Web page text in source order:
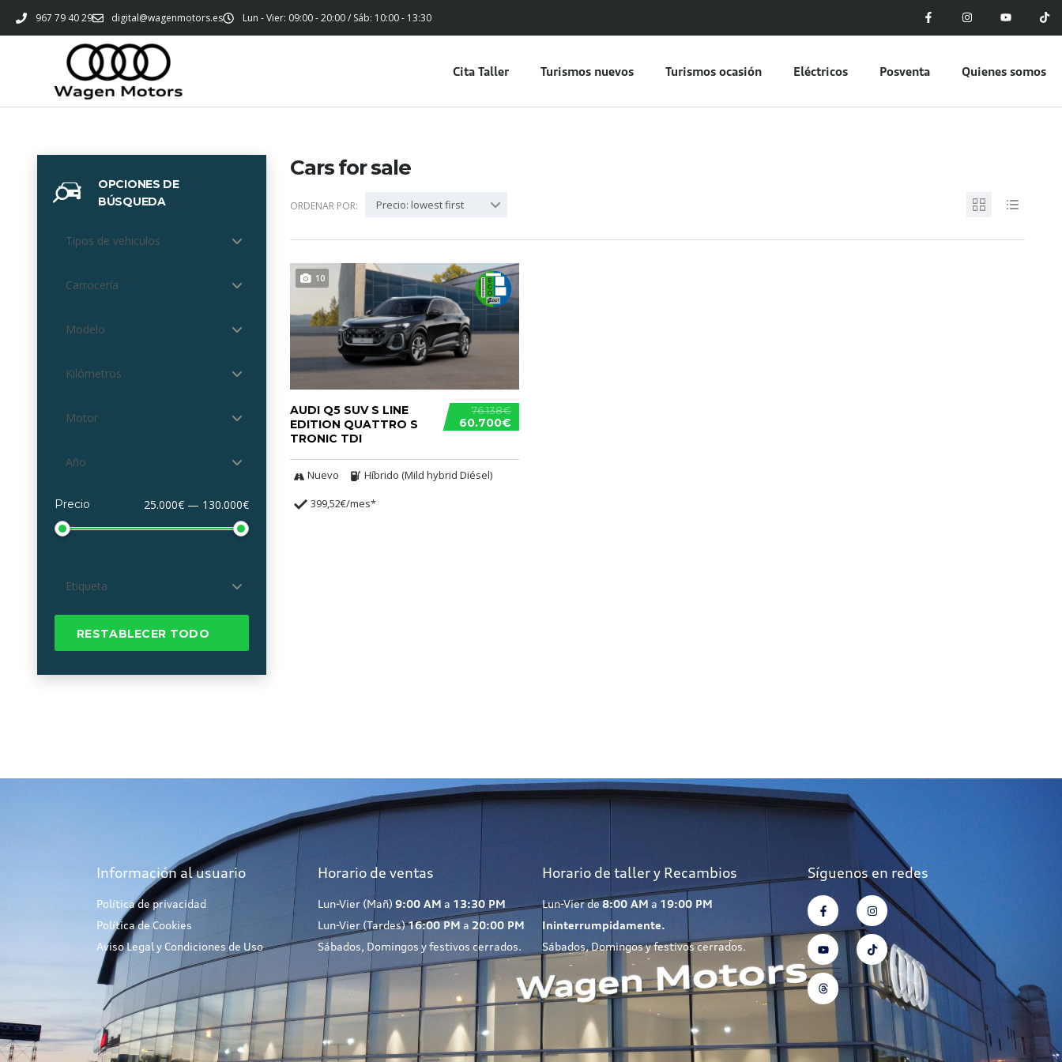
967 79 40 29 digital@wagenmotors.es Lun - Vier: 09:00 - 20:00 / Sáb: 10:00 - 13:30
Cita Taller Turismos nuevos Turismos ocasión Eléctricos Posventa Quienes somos
OPCIONES DE
BÚSQUEDA
Tipos de vehiculos
Carrocería
Modelo
Kilómetros
Motor
Año
Precio 25.000€ — 130.000€
Etiqueta
RESTABLECER TODO
Cars for sale
ORDENAR POR: Precio: lowest first
10
76.138€
60.700€
AUDI Q5 SUV S LINE
EDITION QUATTRO S
TRONIC TDI
Nuevo
Híbrido (Mild hybrid Diésel)
399,52€/mes*
Información al usuario
Política de privacidad
Política de Cookies
Aviso Legal y Condiciones de Uso
Horario de ventas
Lun-Vier (Mañ) 9:00 AM a 13:30 PM
Lun-Vier (Tardes)16:00 PM a 20:00 PM
Sábados, Domingos y festivos cerrados.
Horario de taller y Recambios
Lun-Vier de8:00 AM a 19:00 PM
Ininterrumpidamente.
Sábados, Domingos y festivos cerrados.
Síguenos en redes